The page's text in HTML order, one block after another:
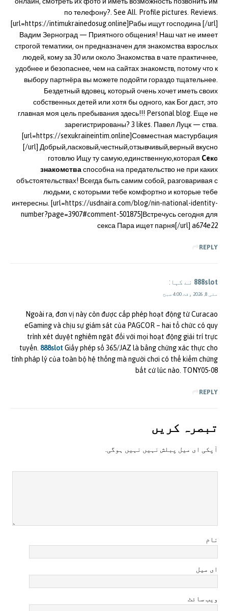
по телефону?. See All. Profile pictures. Reviews.
[url=https://intimukrainedosug.online]Рабы ищут господина [/url]
Вадим Зерноград — Приятного общения! Наш чат не имеет
строгой тематики, он предназначен для знакомства взрослых
людей, кому за 30 или около Знакомства в чате практичнее,
удобнее и безопаснее, чем на сайтах знакомств, потому что к
выбору партнёра вы можете подойти гораздо тщательнее.
Бездетный вдовец, который очень хочет иметь своих
собственных детей или хотя бы одного, как Бог даст, это
главная моя цель пребывания здесь!!! Personal blog. Еще не
зарегистрированы? 3 likes. Павел Луцк — ства.
[url=https://sexukraineintim.online]Совместная мастурбация
[/url] Добрый,ласковый,честный,отзывчивый,верный вкусно
готовлю Ищу ту самую,единственную,которая Ceкс
знакомстваспособна на предательство не при каких
объстоятельствах! Всегда быть самим собой, разговаривая с
людьми, с которыми тебе комфортно и которые тебе
интересны. [url=https://usdnaira.com/blog/nin-national-identity-
number?page=3907#comment-501875]Встречусь сегодня для
секса Пара ищет парня[/url] a674e22
REPLY
888slot نے کہا:
مئی 8, 2026 وقت 4:00 صبح
Ngoài ra, đơn vị này còn được cấp phép hoạt động từ Curacao
eGaming và chịu sự giám sát của PAGCOR – hai tổ chức có quy
trình xét duyệt nghiêm ngặt đối với mọi hoạt động giải trí trực
tuyến. 888slotGiấy phép số 365/JAZ là bằng chứng xác thực cho
tính pháp lý của toàn bộ hệ thống mà người chơi có thể kiểm chứng
bất cứ lúc nào. TONY05-08
REPLY
تبصرہ کريں
آپکی ای ميل پبلش نہيں نہيں ہوگی.
نام
ای میل
ویب سائٹ